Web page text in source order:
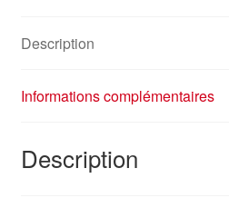
Description
Informations complémentaires
Description